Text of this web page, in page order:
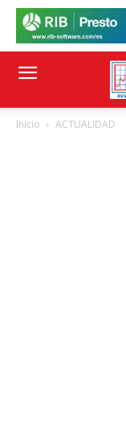
Inicio ACTUALIDAD